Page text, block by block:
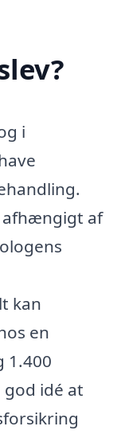
i
afhængigt af
kan
en
1.400
idé at